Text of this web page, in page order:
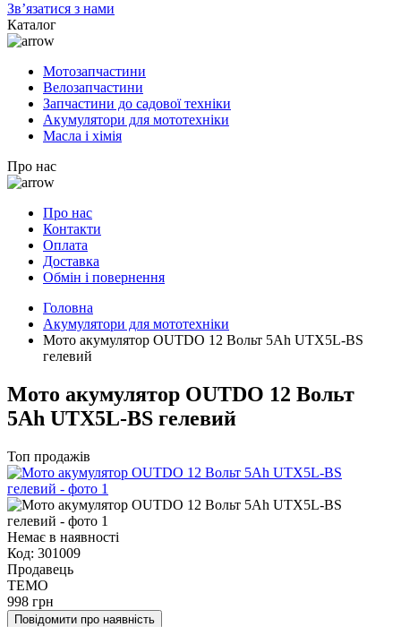
Зв’язатися з нами
Каталог
Мотозапчастини
Велозапчастини
Запчастини до садової техніки
Акумулятори для мототехніки
Масла і хімія
Про нас
Про нас
Контакти
Оплата
Доставка
Обмін і повернення
Головна
Акумулятори для мототехніки
Мото акумулятор OUTDO 12 Вольт 5Ah UTX5L-BS
гелевий
Мото акумулятор OUTDO 12 Вольт
5Ah UTX5L-BS гелевий
Топ продажів
Немає в наявності
Код: 301009
Продавець
TEMO
998 грн
Повідомити про наявність